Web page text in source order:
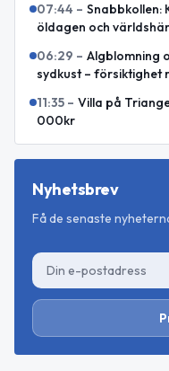
07:44 – Snabbkollen:
öldagen och
06:29 – Algblomning
sydkust – försiktighet
11:35 – Villa på
000kr
Nyhetsbrev
Få de senaste